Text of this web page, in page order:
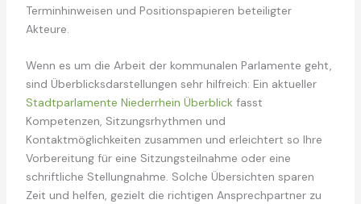
Terminhinweisen und Positionspapieren beteiligter
Akteure.
Wenn es um die Arbeit der kommunalen Parlamente geht,
sind Überblicksdarstellungen sehr hilfreich: Ein aktueller
Stadtparlamente Niederrhein Überblickfasst
Kompetenzen, Sitzungsrhythmen und
Kontaktmöglichkeiten zusammen und erleichtert so Ihre
Vorbereitung für eine Sitzungsteilnahme oder eine
schriftliche Stellungnahme. Solche Übersichten sparen
Zeit und helfen, gezielt die richtigen Ansprechpartner zu